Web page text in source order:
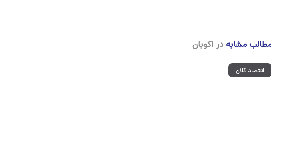
مطالب مشابه در اکوبان
اقتصاد کلان